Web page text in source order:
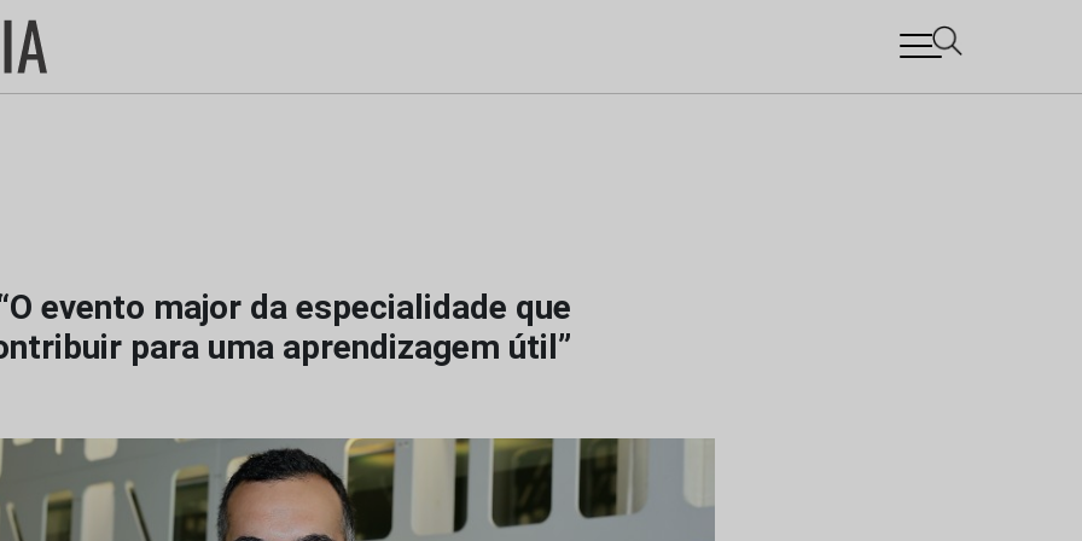
evento major da especialidade que
para uma aprendizagem útil”